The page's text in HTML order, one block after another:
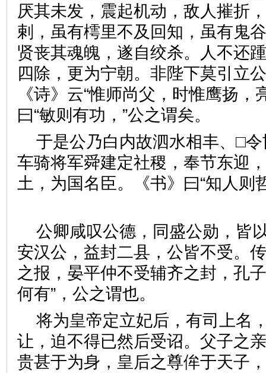
厌其未发，震起机动，敌人摧折
剌，虽有樗里不及回知，虽有鬼
贤丧其魂魄，遂自绞杀。人不还
四除，更为宁朝。非陛下莫引立
《诗》云“惟师尚父，时惟鹰扬，
曰“敏则有功，”公之谓矣。
于是公乃白内故泗水相丰、□
车骑将军舜建定社稷，奉节东迎
土，为国名臣。《书》曰“知人
公卿咸叹公德，同盛公勋，皆
安汉公，益封二县，公皆不受。
之报，晏平仲不受辅齐之封，孔
何有”，公之谓也。
将为皇帝定立妃后，有司上名
让，迫不得已然后受诏。父子之
贵甚于为身，皇后之尊侔于天子